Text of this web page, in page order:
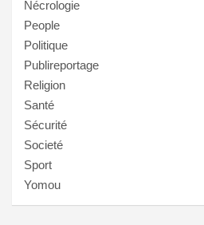
Nécrologie
People
Politique
Publireportage
Religion
Santé
Sécurité
Societé
Sport
Yomou